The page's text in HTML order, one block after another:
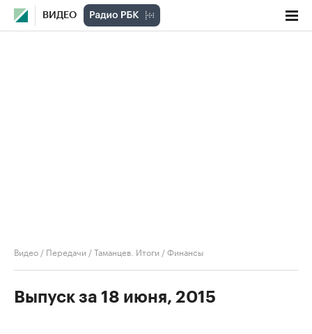
ВИДЕО
Видео / Передачи /Таманцев. Итоги /Финансы
Выпуск за 18 июня, 2015